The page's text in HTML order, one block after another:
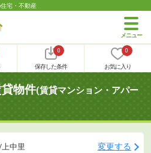
宅・不動産
0
保存した条件
0
お気に入り
物件(賃貸マンション・アパー
中里 変更する